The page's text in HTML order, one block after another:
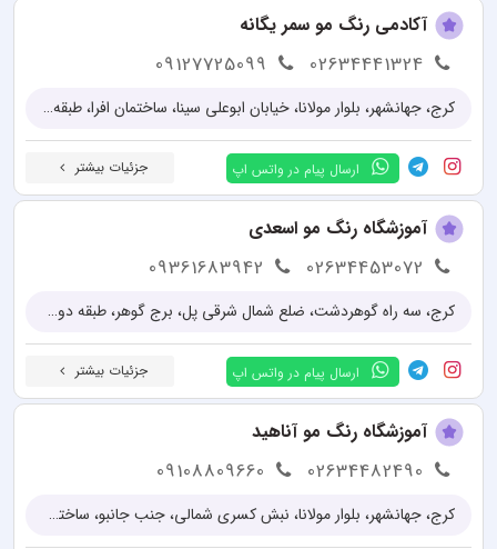
آکادمی رنگ مو سمر یگانه
02634441324
09127725099
کرج، جهانشهر، بلوار مولانا، خیابان ابوعلی سینا، ساختمان افرا، طبقه 2، واحد 2
ارسال پیام در واتس اپ جزئیات بیشتر
آموزشگاه رنگ مو اسعدی
02634453072
09361683942
کرج، سه راه گوهردشت، ضلع شمال شرقی پل، برج گوهر، طبقه دوم، واحد 4
ارسال پیام در واتس اپ جزئیات بیشتر
آموزشگاه رنگ مو آناهید
02634482490
09108809660
کرج، جهانشهر، بلوار مولانا، نبش کسری شمالی، جنب جانبو، ساختمان یاسین، واحد 2